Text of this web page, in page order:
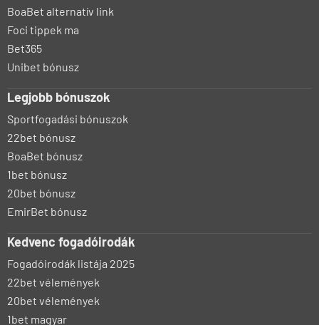
BoaBet alternatív link
Foci tippek ma
Bet365
Unibet bónusz
Legjobb bónuszok
Sportfogadási bónuszok
22bet bónusz
BoaBet bónusz
1bet bónusz
20bet bónusz
EmirBet bónusz
Kedvenc fogadóirodák
Fogadóirodák listája 2025
22bet vélemények
20bet vélemények
1bet magyar